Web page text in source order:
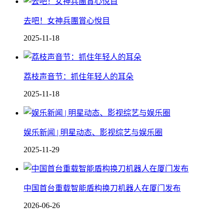
去吧！女神兵團賞心悅目
2025-11-18
荔枝声音节：抓住年轻人的耳朵
2025-11-18
娱乐新闻 | 明星动态、影视综艺与娱乐圈
2025-11-29
中国首台重载智能盾构换刀机器人在厦门发布
2026-06-26